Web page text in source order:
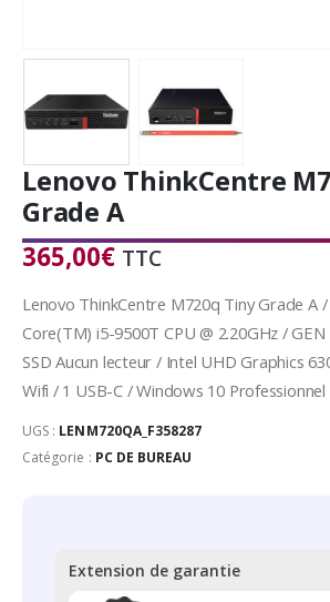
Lenovo ThinkCentre
Grade A
365,00€ TTC
Lenovo ThinkCentre M720q Tiny Grade A
Core(TM) i5-9500T CPU @ 2.20GHz /
SSD Aucun lecteur / Intel UHD Graphics
Wifi / 1 USB-C / Windows 10 Professionnel
UGS : LENM720QA_F358287
Catégorie : PC DE BUREAU
Extension de garantie